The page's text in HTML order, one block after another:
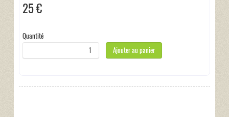
25 €
Quantité
Ajouter au panier